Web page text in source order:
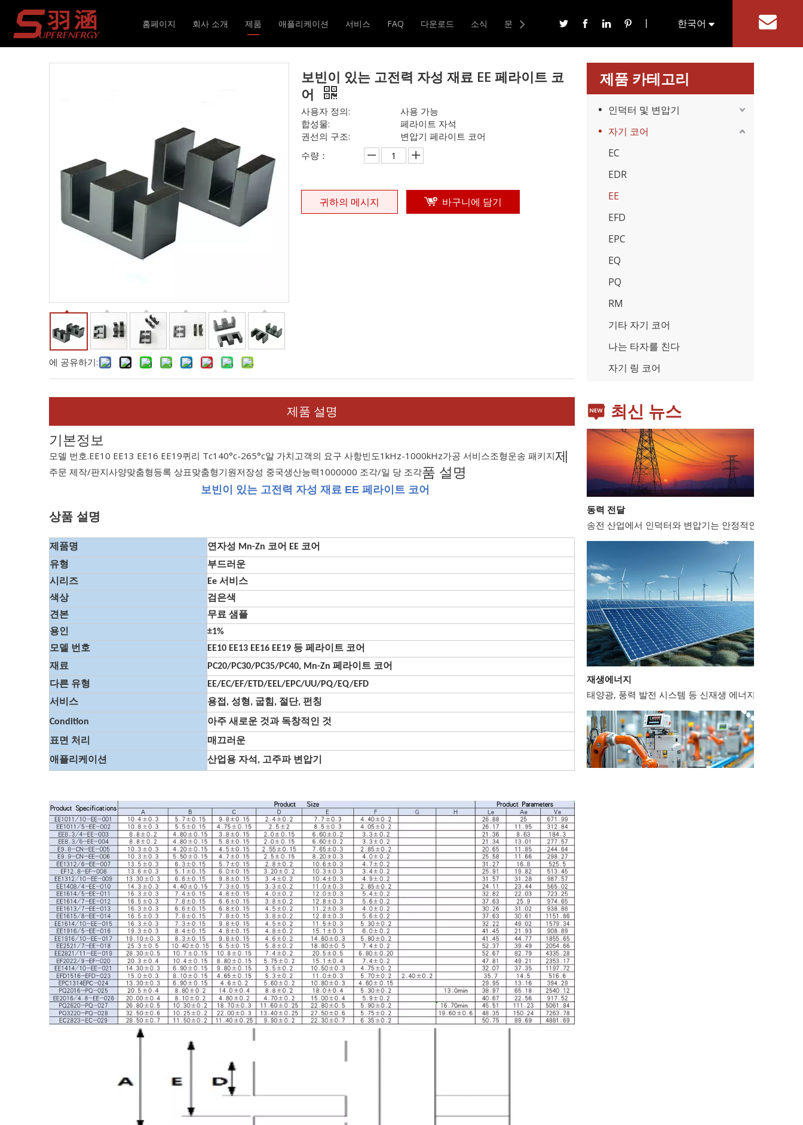
홈페이지 회사 소개 제품
인덕터 및 변압기
애플리케이션 서비스 FAQ 다운로드 소식 문의하기 丨 한국어
English
현재 위치: 홈페이지
에 공유하기:
보빈이 있는 고전력 자성 재료 EE 페라이트 코
어
사용자 정의:
사용 가능
합성물:
페라이트 자석
권선의 구조:
변압기 페라이트 코어
수량：
귀하의 메시지 바구니에 담기
제품 설명
기본정보
모델 번호.EE10 EE13 EE16 EE19퀴리 Tc140°c-265°c알 가치고객의 요구 사항빈도1kHz-1000kHz가공 서비스조형운송 패키지
주문 제작/판지사양맞춤형등록 상표맞춤형기원저장성 중국생산능력1000000 조각/일 당 조각
제
품 설명
보빈이 있는 고전력 자성 재료 EE 페라이트 코어
상품 설명
제품명
연자성 Mn-Zn 코어 EE 코어
유형
부드러운
시리즈
Ee 서비스
색상
검은색
견본
무료 샘플
용인
±1%
모델 번호
EE10 EE13 EE16 EE19 등 페라이트 코어
재료
PC20/PC30/PC35/PC40, Mn-Zn 페라이트 코어
다른 유형
EE/EC/EF/ETD/EEL/EPC/UU/PQ/EQ/EFD
서비스
용접, 성형, 굽힘, 절단, 펀칭
Condition
아주 새로운 것과 독창적인 것
표면 처리
매끄러운
애플리케이션
산업용 자석, 고주파 변압기
제품 카테고리
인덕터 및 변압기
자기 코어
EC
EDR
EE
EFD
EPC
EQ
PQ
RM
기타 자기 코어
나는 타자를 친다
자기 링 코어
최신 뉴스
가전제품
스마트폰, 태블릿, 웨어러블 기기 등 가전제품이 확
동력 전달
송전 산업에서 인덕터와 변압기는 안정적인 전력망
재생에너지
태양광, 풍력 발전 시스템 등 신재생 에너지 분야에서